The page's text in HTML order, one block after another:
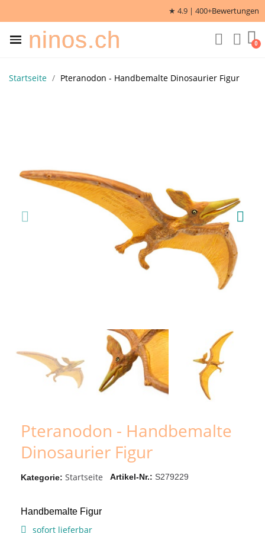
★ 4.9 | 400+Bewertungen
ninos.ch
Startseite Pteranodon - Handbemalte Dinosaurier Figur
Pteranodon - Handbemalte
Dinosaurier Figur
Kategorie Startseite Artikel-Nr. S279229
Handbemalte Figur
sofort lieferbar